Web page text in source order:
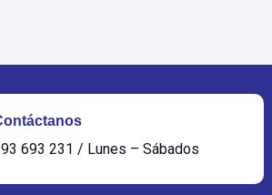
693 231 / Lunes – Sábados